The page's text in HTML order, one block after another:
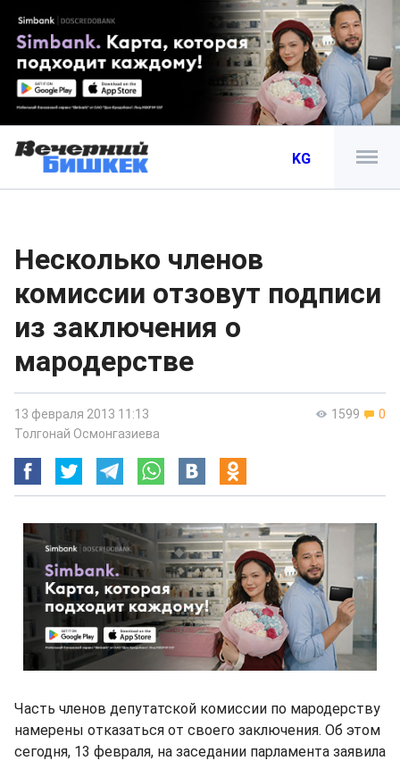
KG
Несколько членов
комиссии отзовут подписи
из заключения о
мародерстве
1599 0
13 февраля 2013 11:13
Толгонай Осмонгазиева
Часть членов депутатской комиссии по мародерству
намерены отказаться от своего заключения. Об этом
сегодня, 13 февраля, на заседании парламента заявила